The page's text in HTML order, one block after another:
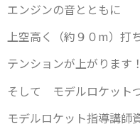
エンジンの音とともに
上空高く（約９０m）打
テンションが上がります
そして モデルロケット
モデルロケット指導講師